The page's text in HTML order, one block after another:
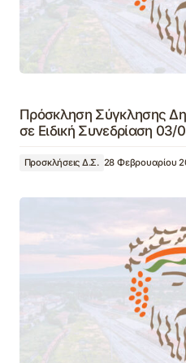
Πρόσκληση Σύγκλησης
σε Ειδική Συνεδρίαση 03/
Προσκλήσεις Δ.Σ. 28 Φεβρουαρίου